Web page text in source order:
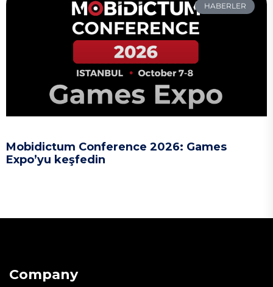
HABERLER
Mobidictum Conference 2026: Games
Expo’yu keşfedin
Company